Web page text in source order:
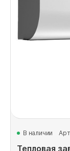
В наличии
Тепловая